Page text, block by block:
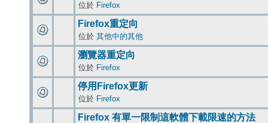
位於 Firefox
Firefox重定向
位於 其他中的其他
瀏覽器重定向
位於 Firefox
停用Firefox更新
位於 Firefox
Firefox 有單一限制這軟體下載限速的方法